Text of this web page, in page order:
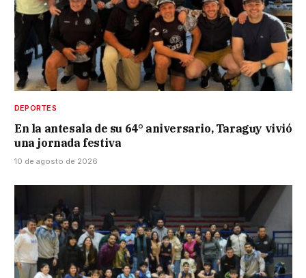
DEPORTES
En la antesala de su 64° aniversario, Taraguy vivió
una jornada festiva
10 de agosto de 2026